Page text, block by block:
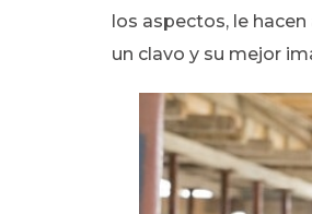
los aspectos, le
un clavo y su mejor